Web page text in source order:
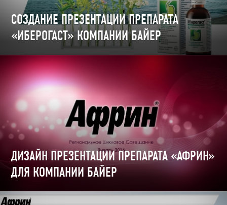
СОЗДАНИЕ ПРЕЗЕНТАЦИИ ПРЕПАРАТА
«ИБЕРОГАСТ» КОМПАНИИ БАЙЕР
ДИЗАЙН ПРЕЗЕНТАЦИИ ПРЕПАРАТА «АФРИН»
ДЛЯ КОМПАНИИ БАЙЕР